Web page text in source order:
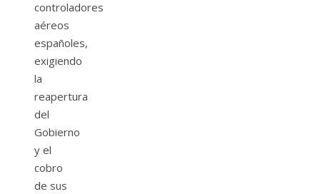
controladores
aéreos
españoles,
exigiendo
la
reapertura
del
Gobierno
y el
cobro
de sus